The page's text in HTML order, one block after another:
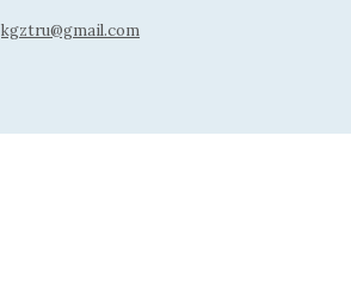
kgztru@gmail.com